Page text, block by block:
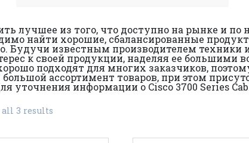
лучшее из того, что доступно на рынке и по
найти хорошие, сбалансированные
Будучи известным производителем
к своей продукции, наделяя ее большими
хорошо подходят для многих заказчиков,
ассортимент товаров, при этом
уточнения информации о Cisco 3700 Series
3 results